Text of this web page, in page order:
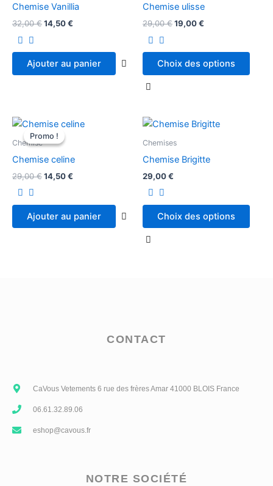
Chemise Vanillia
32,00€
32,00 €.
14,50€
14,50 €.
Ajouter au panier
Chemise ulisse
29,00€
29,00 €.
19,00€
19,00 €.
Choix des options
Promo !
Promo !
Chemise
Chemise celine
29,00€
Le
prix
initial
29,00 €.
14,50€
Le
14,50 €.
Ajouter au panier
Chemises
Chemise Brigitte
29,00€
Choix des options
CONTACT
CaVous Vetements 6 rue des frères Amar 41000 BLOIS France
06.61.32.89.06
eshop@cavous.fr
NOTRE SOCIÉTÉ